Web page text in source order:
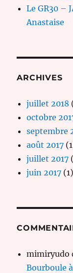
Le GR30 –
Anastaise
ARCHIVES
juillet 2018
octobre
septembre
août 2017
juillet 2017
juin 2017 (1)
mimiryudo
Bourboule